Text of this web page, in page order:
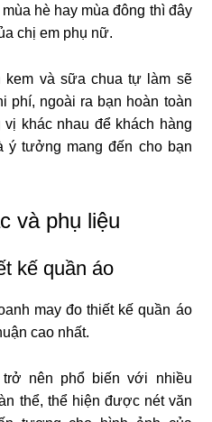
hè hay mùa đông thì đây
chị em phụ nữ.
kem và sữa chua tự làm sẽ
phí, ngoài ra bạn hoàn toàn
khác nhau để khách hàng
ý tưởng mang đến cho bạn
và phụ liệu
kế quần áo
may đo thiết kế quần áo
cao nhất.
nên phổ biến với nhiều
thể, thể hiện được nét văn